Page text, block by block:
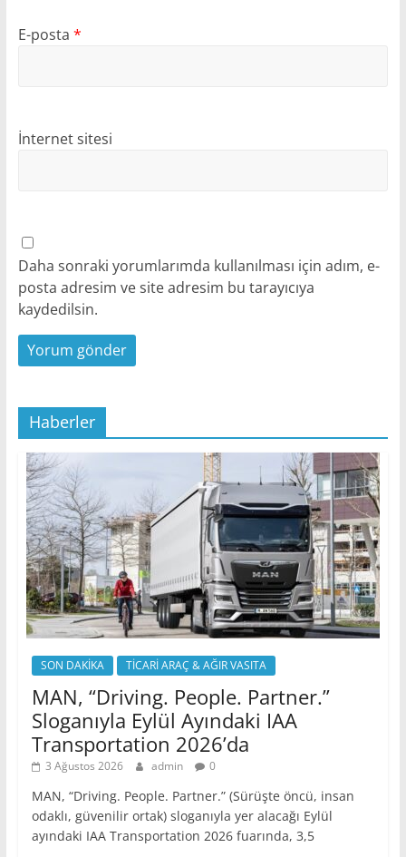
E-posta *
İnternet sitesi
Daha sonraki yorumlarımda kullanılması için adım, e-
posta adresim ve site adresim bu tarayıcıya
kaydedilsin.
Haberler
SON DAKİKA TİCARİ ARAÇ & AĞIR VASITA
MAN, “Driving. People. Partner.”
Sloganıyla Eylül Ayındaki IAA
Transportation 2026’da
3 Ağustos 2026 admin 0
MAN, “Driving. People. Partner.” (Sürüşte öncü, insan
odaklı, güvenilir ortak) sloganıyla yer alacağı Eylül
ayındaki IAA Transportation 2026 fuarında, 3,5